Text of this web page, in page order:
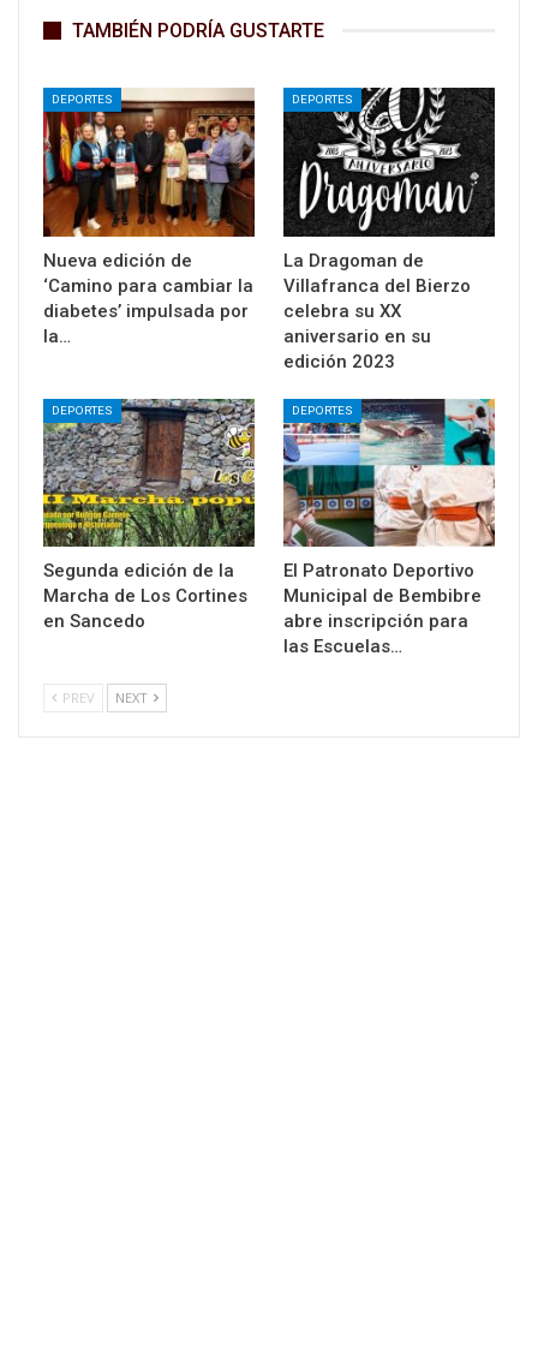
TAMBIÉN PODRÍA GUSTARTE
DEPORTES
Nueva edición de
‘Camino para cambiar la
diabetes’ impulsada por
la…
DEPORTES
La Dragoman de
Villafranca del Bierzo
celebra su XX
aniversario en su
edición 2023
DEPORTES
Segunda edición de la
Marcha de Los Cortines
en Sancedo
DEPORTES
El Patronato Deportivo
Municipal de Bembibre
abre inscripción para
las Escuelas…
PREV NEXT